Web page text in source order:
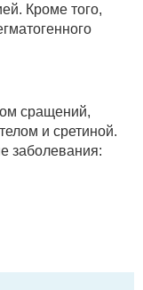
Кроме того,
сращений,
и сретиной.
заболевания: